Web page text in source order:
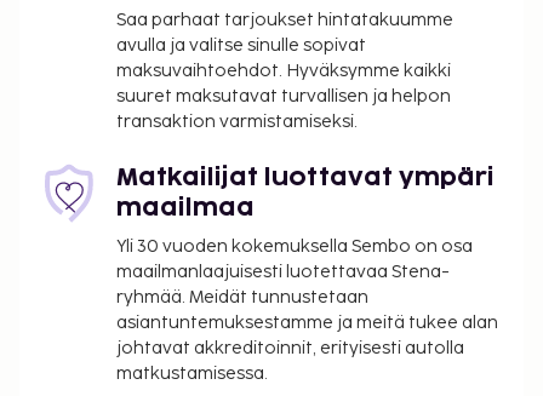
omatoiminen pysäköinti. Käytössäsi on terassi sekä
ilmainen langaton internetyhteys ja concierge-
palvelut. Tämän hotellin palveluihin kuuluu muun
muassa lahjatavaraliikkeitä/lehtikioskeja, televisio
ravintola, LA PLACE GUSTAVE, on hyvä paikka
lounaan tai illallisen nauttimiseen; ravintolan
Palveluihin kuuluu myös kahvila. Hotellista löytyy 2
baaria, joissa voit rentoutua päivän päätteeksi.
Maksullinen buffetaamiainen tarjotaan päivittäin
klo 4.00–12.00. Tämän majoituspaikan virallisen
tähtiluokituksen on myöntänyt Ranskan turismin
Saa parhaat tarjoukset hintatakuumme
avulla ja valitse sinulle sopivat
maksuvaihtoehdot. Hyväksymme kaikki
suuret maksutavat turvallisen ja helpon
transaktion varmistamiseksi.
Matkailijat luottavat ympäri
maailmaa
Yli 30 vuoden kokemuksella Sembo on osa
maailmanlaajuisesti luotettavaa Stena-
ryhmää. Meidät tunnustetaan
asiantuntemuksestamme ja meitä tukee alan
johtavat akkreditoinnit, erityisesti autolla
matkustamisessa.